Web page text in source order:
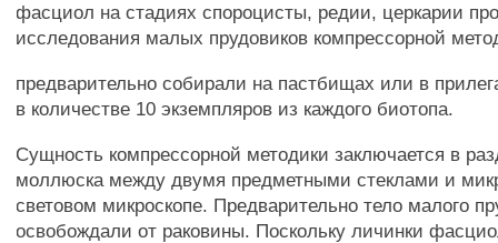
фасциол на стадиях спороцисты, редии, церкарии
исследования малых прудовиков компрессорной
предварительно собирали на пастбищах или в
в количестве 10 экземпляров из каждого биотопа.
Сущность компрессорной методики заключается в
моллюска между двумя предметными стеклами и
световом микроскопе. Предварительно тело малого
освобождали от раковины. Поскольку личинки